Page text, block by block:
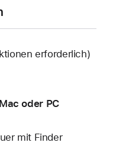
erforderlich)
oder PC
mit Finder